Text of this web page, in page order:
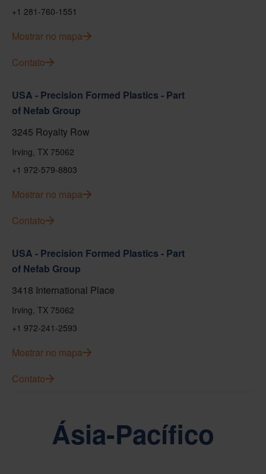
+1 281-760-1551
Mostrar no mapa
Contato
USA - Precision Formed Plastics - Part
of Nefab Group
3245 Royalty Row
Irving, TX 75062
+1 972-579-8803
Mostrar no mapa
Contato
USA - Precision Formed Plastics - Part
of Nefab Group
3418 International Place
Irving, TX 75062
+1 972-241-2593
Mostrar no mapa
Contato
Ásia-Pacífico